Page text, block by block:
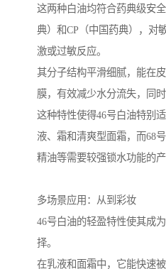
这两种白油均符合药典级安
典）和CP（中国药典），对
激或过敏反应。
其分子结构平滑细腻，能在
膜，有效减少水分流失，同
这种特性使得46号白油特别
液、霜和清爽型面霜，而68
精油等需要较强锁水功能的产
多场景应用：从到彩妆
46号白油的轻盈特性使其成
择。
在乳液和面霜中，它能快速